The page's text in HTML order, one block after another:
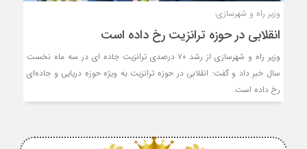
وزیر راه و شهرسازی:
انقلابی در حوزه ترانزیت رخ داده است
وزیر راه و شهرسازی از رشد ۷۰ درصدی ترانزیت جاده ای در سه ماه نخست
سال خبر داد و گفت: انقلابی در حوزه ترانزیت به ویژه حوزه دریایی و جاده‌ای
رخ داده است.